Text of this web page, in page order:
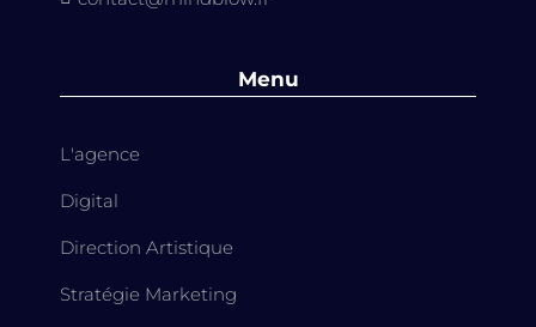
Menu
L'agence
Digital
Direction Artistique
Stratégie Marketing